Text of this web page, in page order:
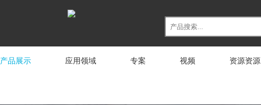
产品展示 应用领域 专案 视频 资源资源